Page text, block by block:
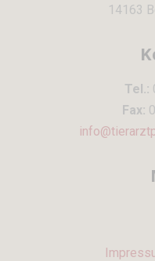
14163
Tel.:
Fax: